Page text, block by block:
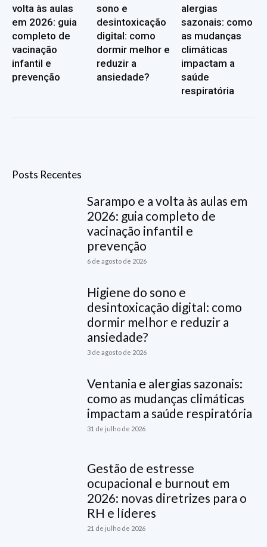
volta às aulas
em 2026: guia
completo de
vacinação
infantil e
prevenção
sono e
desintoxicação
digital: como
dormir melhor e
reduzir a
ansiedade?
alergias
sazonais: como
as mudanças
climáticas
impactam a
saúde
respiratória
Posts Recentes
Sarampo e a volta às aulas em
2026: guia completo de
vacinação infantil e
prevenção
6 de agosto de 2026
Higiene do sono e
desintoxicação digital: como
dormir melhor e reduzir a
ansiedade?
3 de agosto de 2026
Ventania e alergias sazonais:
como as mudanças climáticas
impactam a saúde respiratória
31 de julho de 2026
Gestão de estresse
ocupacional e burnout em
2026: novas diretrizes para o
RH e líderes
21 de julho de 2026